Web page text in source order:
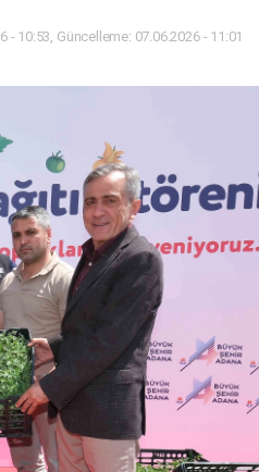
- 10:53, Güncelleme: 07.06.2026 - 11:01